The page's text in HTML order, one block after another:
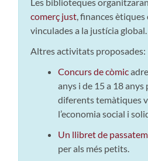
comerç just, finances
vinculades a la justícia global.
Altres activitats proposades:
Concurs de còmic
anys i de 15 a 18
diferents temàtiques
l’economia social i
Un llibret de
per als més petits.